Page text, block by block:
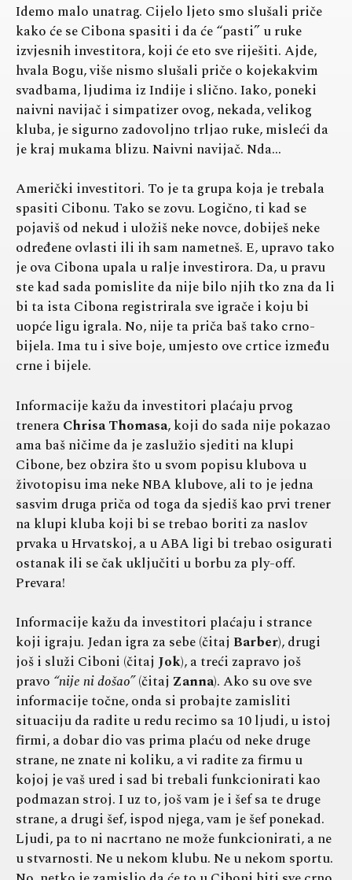
Idemo malo unatrag. Cijelo ljeto smo slušali priče
kako će se Cibona spasiti i da će “pasti” u ruke
izvjesnih investitora, koji će eto sve riješiti. Ajde,
hvala Bogu, više nismo slušali priče o kojekakvim
svadbama, ljudima iz Indije i slično. Iako, poneki
naivni navijač i simpatizer ovog, nekada, velikog
kluba, je sigurno zadovoljno trljao ruke, misleći da
je kraj mukama blizu. Naivni navijač. Nda…
Američki investitori. To je ta grupa koja je trebala
spasiti Cibonu. Tako se zovu. Logično, ti kad se
pojaviš od nekud i uložiš neke novce, dobiješ neke
određene ovlasti ili ih sam nametneš. E, upravo tako
je ova Cibona upala u ralje investirora. Da, u pravu
ste kad sada pomislite da nije bilo njih tko zna da li
bi ta ista Cibona registrirala sve igrače i koju bi
uopće ligu igrala. No, nije ta priča baš tako crno-
bijela. Ima tu i sive boje, umjesto ove crtice između
crne i bijele.
Informacije kažu da investitori plaćaju prvog
treneraChrisa Thomasa, koji do sada nije pokazao
ama baš ničime da je zaslužio sjediti na klupi
Cibone, bez obzira što u svom popisu klubova u
životopisu ima neke NBA klubove, ali to je jedna
sasvim druga priča od toga da sjediš kao prvi trener
na klupi kluba koji bi se trebao boriti za naslov
prvaka u Hrvatskoj, a u ABA ligi bi trebao osigurati
ostanak ili se čak uključiti u borbu za ply-off.
Prevara!
Informacije kažu da investitori plaćaju i strance
koji igraju. Jedan igra za sebe (čitaj Barber), drugi
još i služi Ciboni (čitaj Jok), a treći zapravo još
pravo “nije ni došao”(čitaj Zanna). Ako su ove sve
informacije točne, onda si probajte zamisliti
situaciju da radite u redu recimo sa 10 ljudi, u istoj
firmi, a dobar dio vas prima plaću od neke druge
strane, ne znate ni koliku, a vi radite za firmu u
kojoj je vaš ured i sad bi trebali funkcionirati kao
podmazan stroj. I uz to, još vam je i šef sa te druge
strane, a drugi šef, ispod njega, vam je šef ponekad.
Ljudi, pa to ni nacrtano ne može funkcionirati, a ne
u stvarnosti. Ne u nekom klubu. Ne u nekom sportu.